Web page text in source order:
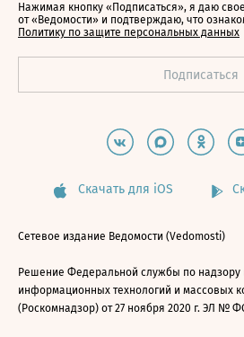
Нажимая кнопку «Подписаться», я даю
от «Ведомости» и подтверждаю, что
Политику по защите персональных данных
Скачать для iOS
Сетевое издание Ведомости (Vedomosti)
Решение Федеральной службы по надзору
информационных технологий и массовых
(Роскомнадзор) от 27 ноября 2020 г. ЭЛ № ФС